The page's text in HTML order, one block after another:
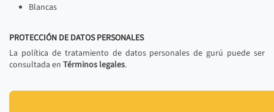
Blancas
PROTECCIÓN DE DATOS PERSONALES
La política de tratamiento de datos personales de gurú puede ser
consultada en Términos legales.